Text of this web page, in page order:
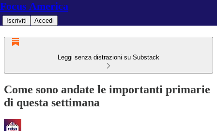
Focus America
Iscriviti Accedi
Leggi senza distrazioni su Substack
Come sono andate le importanti primarie
di questa settimana